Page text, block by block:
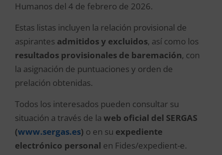
Humanos del 4 de febrero de 2026.
Estas listas incluyen la relación provisional de
aspirantes admitidos y excluidos, así como los
resultados provisionales de baremación, con
la asignación de puntuaciones y orden de
prelación obtenidas.
Todos los interesados pueden consultar su
situación a través de la web oficial del SERGAS
(www.sergas.es) o en su expediente
electrónico personal en Fides/expedient-e.